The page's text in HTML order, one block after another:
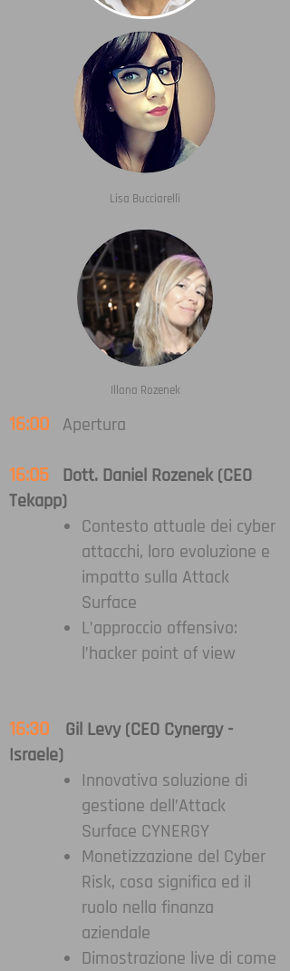
Lisa Bucciarelli
Illana Rozenek
16:00 Apertura
16:05
Dott. Daniel Rozenek (CEO
Tekapp)
Contesto attuale dei cyber
attacchi, loro evoluzione e
impatto sulla Attack
Surface
L’approccio offensivo:
l’hacker point of view
16:30
Gil Levy (CEO Cynergy -
Israele)
Innovativa soluzione di
gestione dell’Attack
Surface CYNERGY
Monetizzazione del Cyber
Risk, cosa significa ed il
ruolo nella finanza
aziendale
Dimostrazione live di come